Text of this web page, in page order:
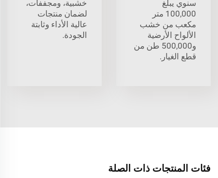
سنوي يبلغ
100,000 متر
مكعب من خشب
الألواح الأرضية
و500,000 طن من
قطع الغيار.
خشبية، ومجففات،
لضمان منتجات
عالية الأداء وثابتة
الجودة.
فئات المنتجات ذات الصلة